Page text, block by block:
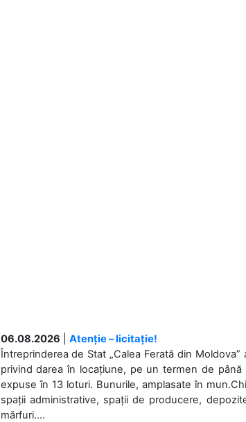
06.08.2026
Atenție – licitație!
Întreprinderea de Stat „Calea Ferată din
privind darea în locațiune, pe un termen de
expuse în 13 loturi. Bunurile, amplasate în
spații administrative, spații de producere,
mărfuri....